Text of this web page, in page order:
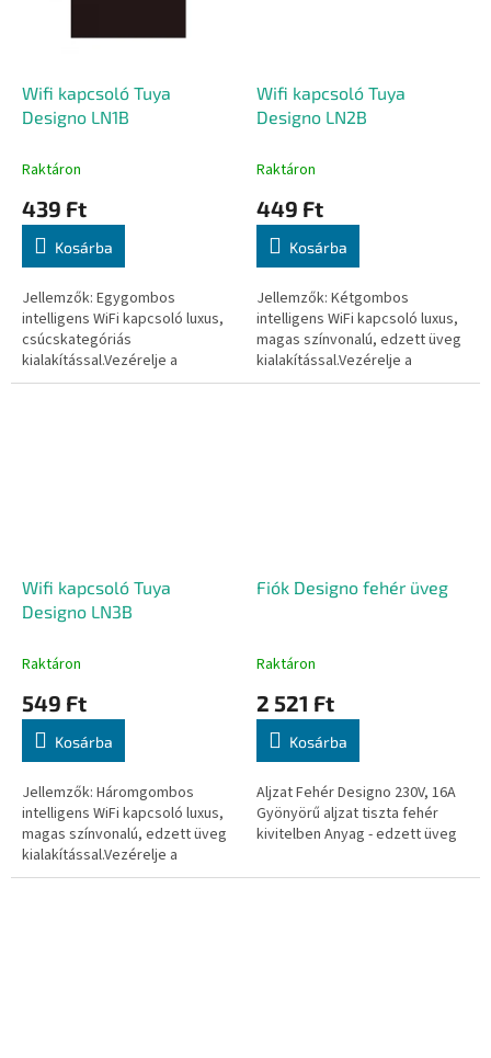
Wifi kapcsoló Tuya
Designo LN1B
Raktáron
439 Ft
Kosárba
Jellemzők: Egygombos
intelligens WiFi kapcsoló luxus,
csúcskategóriás
kialakítással.Vezérelje a
világításait távolról, a világ
Wifi kapcsoló Tuya
Designo LN2B
Raktáron
449 Ft
Kosárba
Jellemzők: Kétgombos
intelligens WiFi kapcsoló luxus,
magas színvonalú, edzett üveg
kialakítással.Vezérelje a
világításait távolról, a világ
Wifi kapcsoló Tuya
Designo LN3B
Raktáron
549 Ft
Kosárba
Jellemzők: Háromgombos
intelligens WiFi kapcsoló luxus,
magas színvonalú, edzett üveg
kialakítással.Vezérelje a
világításait távolról, a világ
Fiók Designo fehér üveg
Raktáron
2 521 Ft
Kosárba
Aljzat Fehér Designo 230V, 16A
Gyönyörű aljzat tiszta fehér
kivitelben Anyag - edzett üveg